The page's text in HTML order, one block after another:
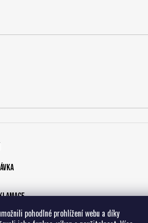
pohodlné prohlížení webu a díky